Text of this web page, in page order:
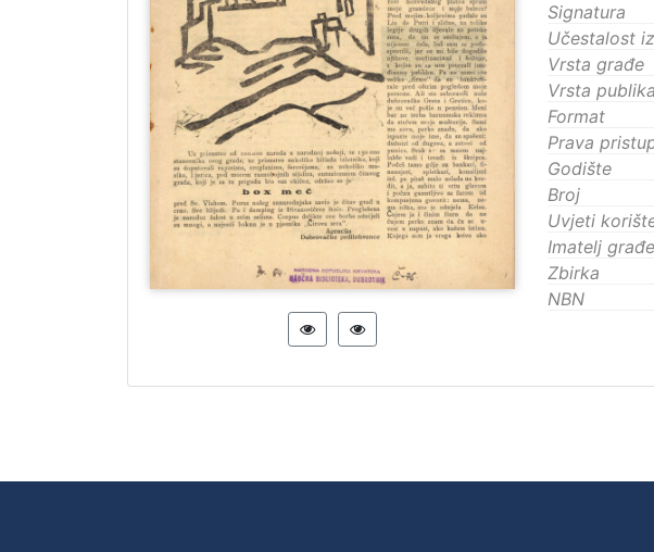
Signatura
Učestalost
Vrsta građe
Vrsta
Format
Prava
Godište
Broj
Uvjeti
Imatelj građe
Zbirka
NBN